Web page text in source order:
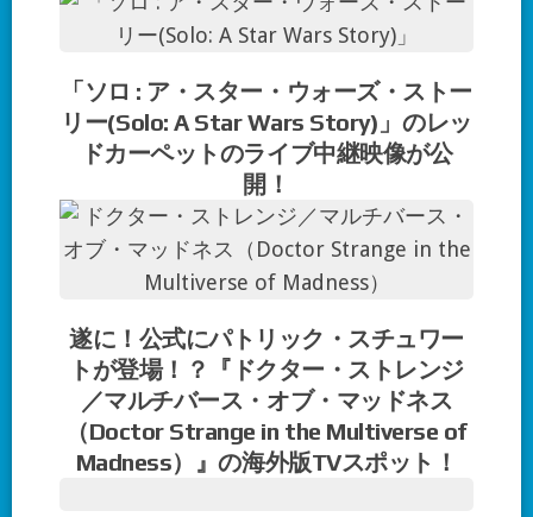
「ソロ : ア・スター・ウォーズ・ストー
リー(Solo: A Star Wars Story)」のレッ
ドカーペットのライブ中継映像が公
開！
遂に！公式にパトリック・スチュワー
トが登場！？『ドクター・ストレンジ
／マルチバース・オブ・マッドネス
（Doctor Strange in the Multiverse of
Madness）』の海外版TVスポット！